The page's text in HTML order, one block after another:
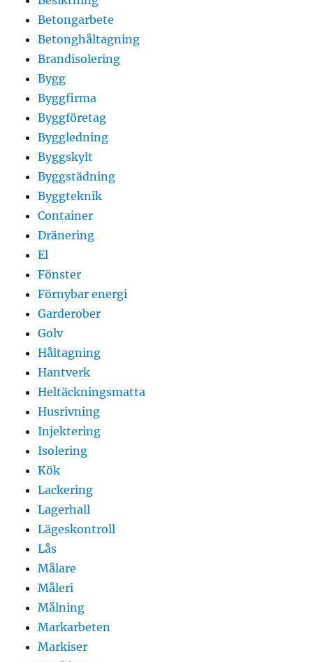
Betongarbete
Betonghåltagning
Brandisolering
Bygg
Byggfirma
Byggföretag
Byggledning
Byggskylt
Byggstädning
Byggteknik
Container
Dränering
El
Fönster
Förnybar energi
Garderober
Golv
Håltagning
Hantverk
Heltäckningsmatta
Husrivning
Injektering
Isolering
Kök
Lackering
Lagerhall
Lägeskontroll
Lås
Målare
Måleri
Målning
Markarbeten
Markiser